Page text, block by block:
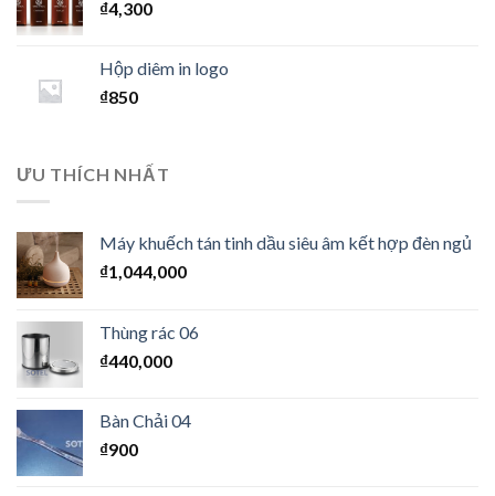
₫4,300
Hộp diêm in logo
₫850
ƯU THÍCH NHẤT
Máy khuếch tán tinh dầu siêu âm kết hợp đèn ngủ
₫1,044,000
Thùng rác 06
₫440,000
Bàn Chải 04
₫900